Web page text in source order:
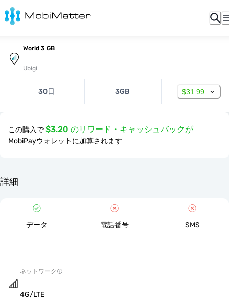
World 3 GB
Ubigi
30日 3GB $31.99
この購入で$3.20 のリワード・キャッシュバックが
MobiPayウォレットに加算されます
詳細
データ 電話番号 SMS
ネットワーク
4G/LTE